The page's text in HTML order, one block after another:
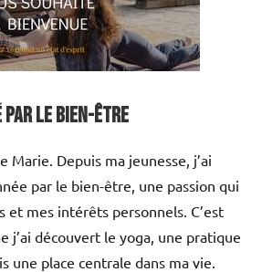
le Bien-être
Marie. Depuis ma jeunesse, j’ai
par le bien-être, une passion qui
et mes intérêts personnels. C’est
j’ai découvert le yoga, une pratique
une place centrale dans ma vie.